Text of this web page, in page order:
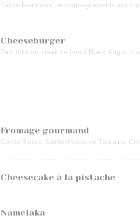
Sauce béarnaise , accompagnements aux
Cheeseburger
Pain brioché, steak de boeuf Black Angus,
Fromage gourmand
Comté 8 mois, Sainte-Maure de Touraine,
Cheesecake à la pistache
Namelaka